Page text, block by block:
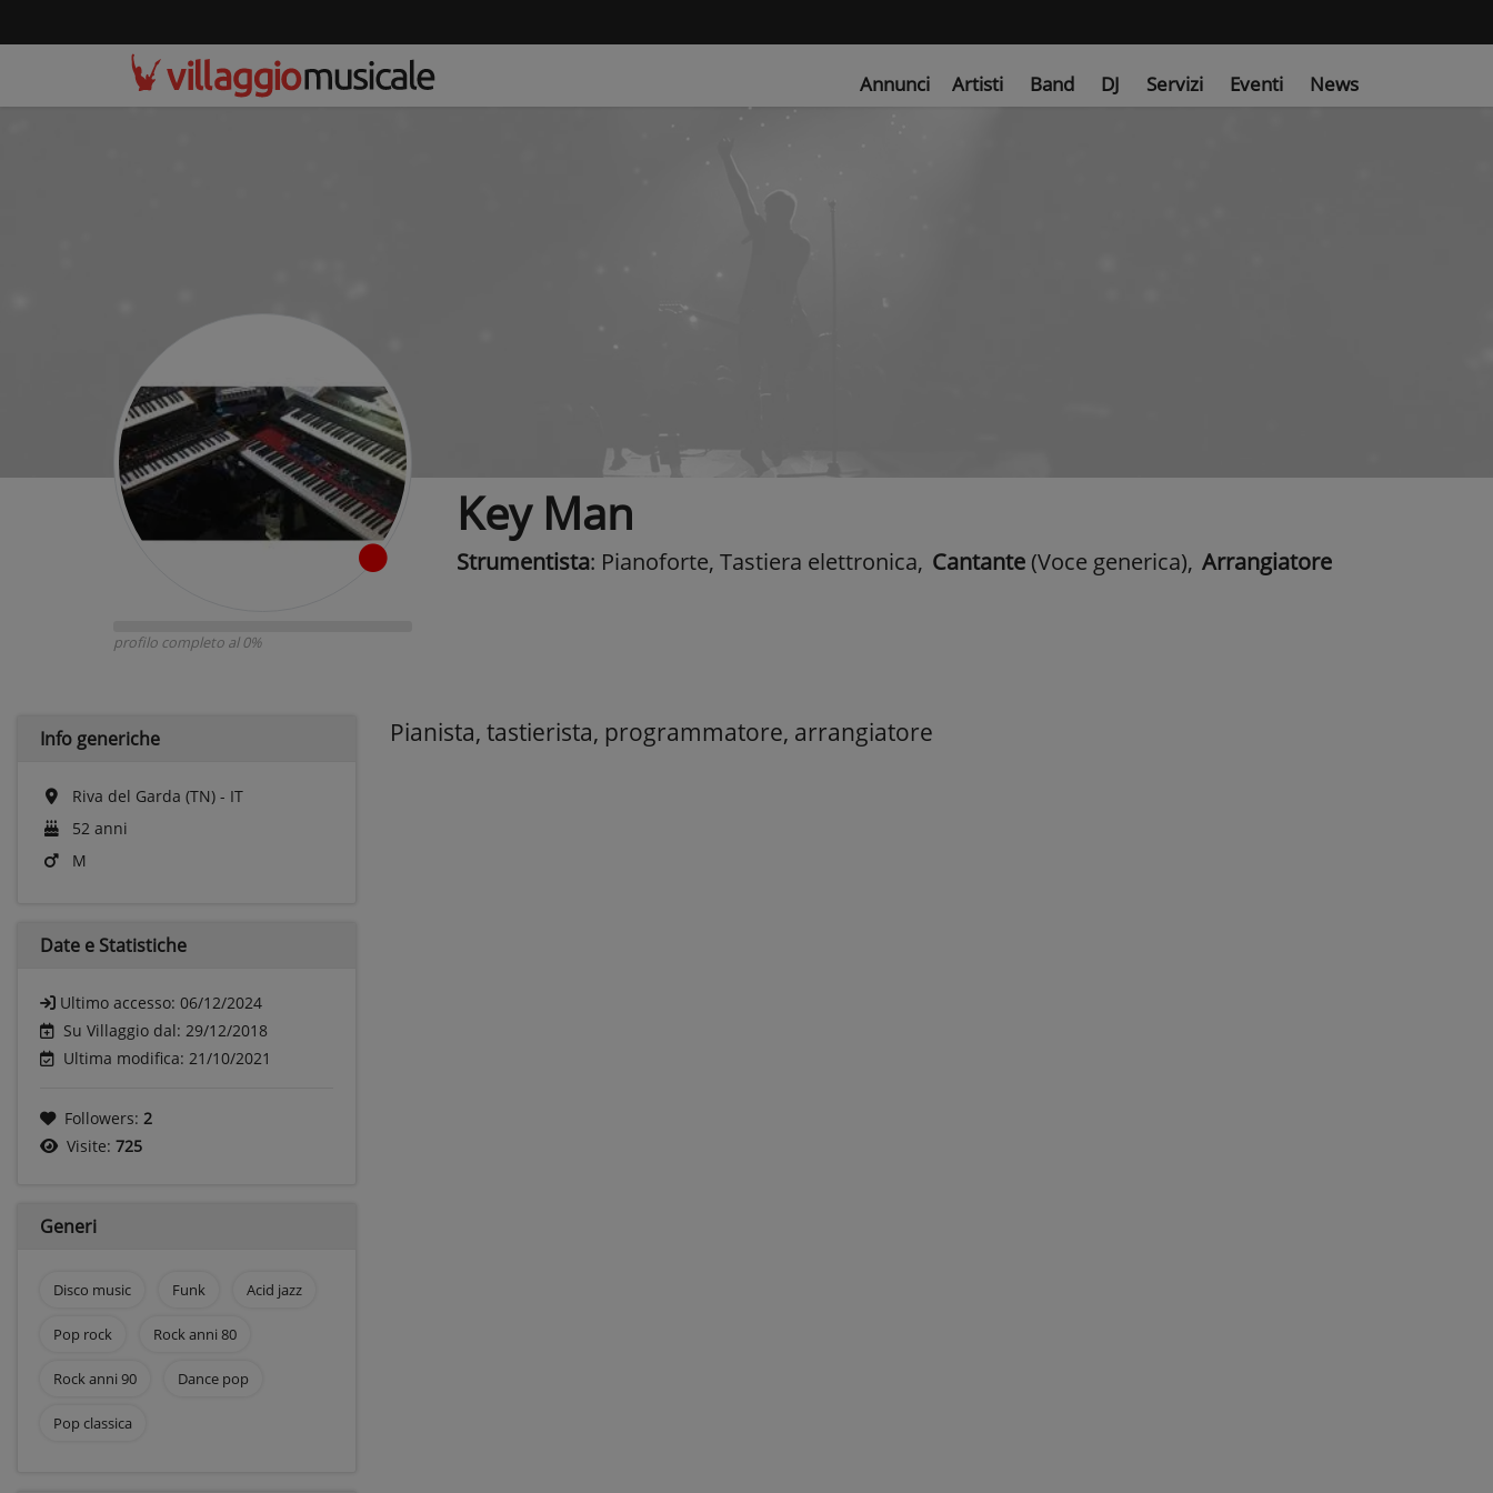
Annunci Artisti Band DJ Servizi Eventi News
profilo completo al 0%
Key Man
Strumentista: Pianoforte, Tastiera elettronica, Cantante (Voce generica), Arrangiatore
Info generiche
Riva del Garda (TN) - IT
52 anni
M
Date e Statistiche
Ultimo accesso: 06/12/2024
Su Villaggio dal: 29/12/2018
Ultima modifica: 21/10/2021
Followers: 2
Visite: 725
Generi
Disco music Funk Acid jazz
Pop rock Rock anni 80
Rock anni 90 Dance pop
Pop classica
Pianista, tastierista, programmatore, arrangiatore